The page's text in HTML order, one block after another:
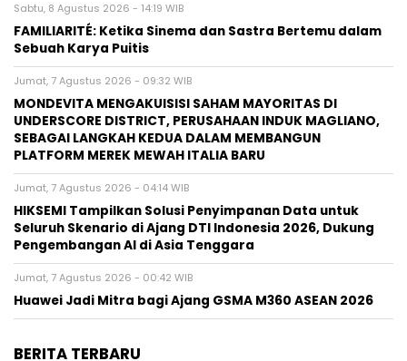
Sabtu, 8 Agustus 2026 - 14:19 WIB
FAMILIARITÉ: Ketika Sinema dan Sastra Bertemu dalam
Sebuah Karya Puitis
Jumat, 7 Agustus 2026 - 09:32 WIB
MONDEVITA MENGAKUISISI SAHAM MAYORITAS DI
UNDERSCORE DISTRICT, PERUSAHAAN INDUK MAGLIANO,
SEBAGAI LANGKAH KEDUA DALAM MEMBANGUN
PLATFORM MEREK MEWAH ITALIA BARU
Jumat, 7 Agustus 2026 - 04:14 WIB
HIKSEMI Tampilkan Solusi Penyimpanan Data untuk
Seluruh Skenario di Ajang DTI Indonesia 2026, Dukung
Pengembangan AI di Asia Tenggara
Jumat, 7 Agustus 2026 - 00:42 WIB
Huawei Jadi Mitra bagi Ajang GSMA M360 ASEAN 2026
BERITA TERBARU